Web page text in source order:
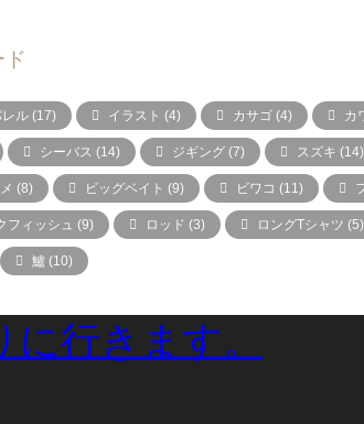
レル (17) イラスト (4) カサゴ (4) カ
シーバス (14) ジギング (7) スズキ (14)
(8) ビッグベイト (9) ビワコ (11)
フィッシュ (9) ロッド (3) ロングTシャツ (5)
鱸 (10)
行きます。